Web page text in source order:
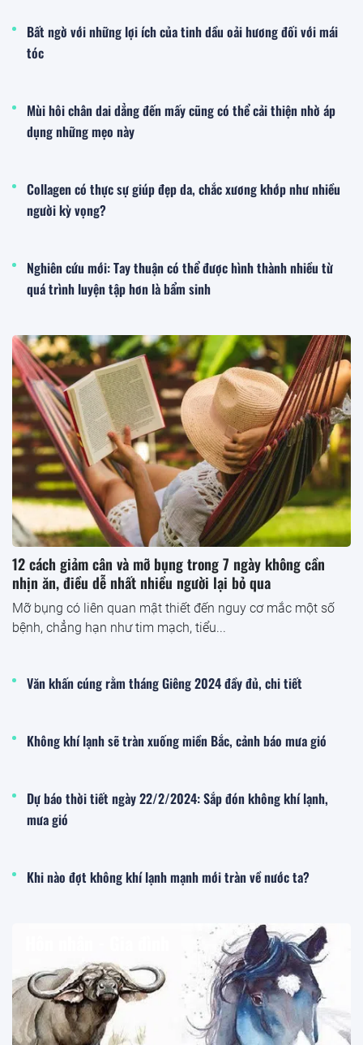
Bất ngờ với những lợi ích của tinh dầu oải hương đối với mái
tóc
Mùi hôi chân dai dẳng đến mấy cũng có thể cải thiện nhờ áp
dụng những mẹo này
Collagen có thực sự giúp đẹp da, chắc xương khớp như nhiều
người kỳ vọng?
Nghiên cứu mới: Tay thuận có thể được hình thành nhiều từ
quá trình luyện tập hơn là bẩm sinh
12 cách giảm cân và mỡ bụng trong 7 ngày không cần
nhịn ăn, điều dễ nhất nhiều người lại bỏ qua
Mỡ bụng có liên quan mật thiết đến nguy cơ mắc một số
bệnh, chẳng hạn như tim mạch, tiểu...
Văn khấn cúng rằm tháng Giêng 2024 đầy đủ, chi tiết
Không khí lạnh sẽ tràn xuống miền Bắc, cảnh báo mưa gió
Dự báo thời tiết ngày 22/2/2024: Sắp đón không khí lạnh,
mưa gió
Khi nào đợt không khí lạnh mạnh mới tràn về nước ta?